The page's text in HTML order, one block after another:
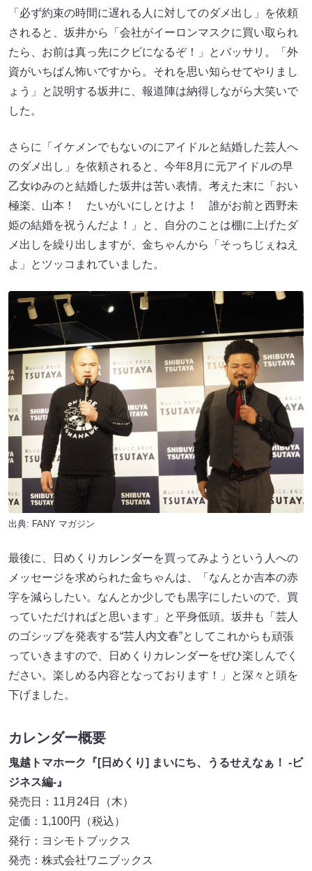
「必ず約束の時間に遅れる人に対してのダメ出し」を依頼
されると、坂井から「会社がイーロンマスクに買い取られ
たら、お前は真っ先にクビになるぞ！」とバッサリ。「外
資がいちばん怖いですから。それを思い知らせてやりまし
ょう」と説明する坂井に、報道陣は納得しながら大笑いで
した。
さらに「イケメンでもないのにアイドルと結婚した芸人へ
のダメ出し」を依頼されると、今年8月に元アイドルの早
乙女ゆみのと結婚した坂井は苦い表情。考えた末に「おい
極楽、山本！ たいがいにしとけよ！ 誰がお前と西野未
姫の結婚を祝うんだよ！」と、自分のことは棚に上げたダ
メ出しを繰り出しますが、金ちゃんから「そっちじぇねえ
よ」とツッコまれていました。
出典: FANY マガジン
最後に、日めくりカレンダーを買ってみようという人への
メッセージを求められた金ちゃんは、「なんとか吉本の赤
字を減らしたい。なんとか少しでも黒字にしたいので、買
っていただければと思います」と平身低頭。坂井も「芸人
のゴシップを発表する“芸人内文春”としてこれからも頑張
っていきますので、日めくりカレンダーをぜひ楽しんでく
ださい。楽しめる内容となっております！」と深々と頭を
下げました。
カレンダー概要
鬼越トマホーク『[日めくり] まいにち、うるせえなぁ！ ‐ビ
ジネス編‐』
発売日：11月24日（木）
定価：1,100円（税込）
発行：ヨシモトブックス
発売：株式会社ワニブックス